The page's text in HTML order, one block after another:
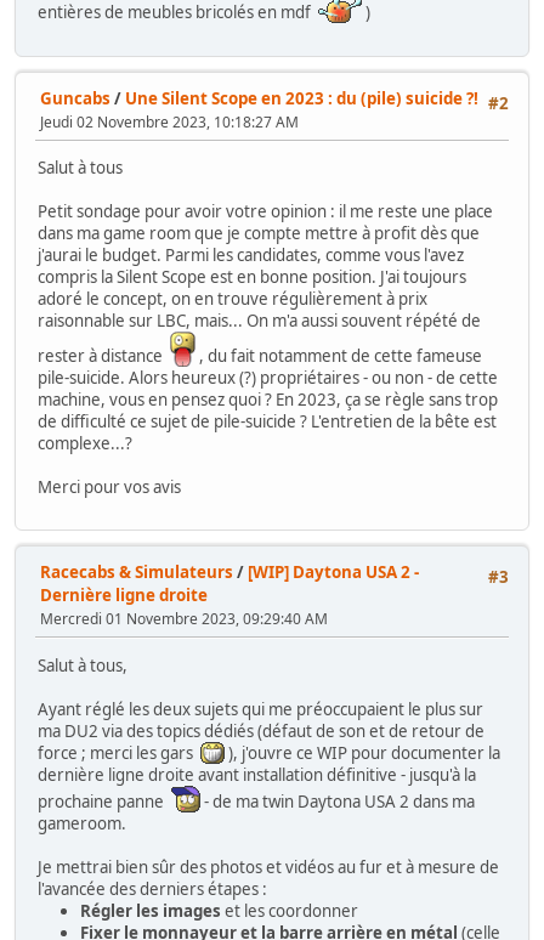
entières de meubles bricolés en mdf
)
#2
Guncabs / Une Silent Scope en 2023 : du (pile) suicide ?!
Jeudi 02 Novembre 2023, 10:18:27 AM
Salut à tous
Petit sondage pour avoir votre opinion : il me reste une place
dans ma game room que je compte mettre à profit dès que
j'aurai le budget. Parmi les candidates, comme vous l'avez
compris la Silent Scope est en bonne position. J'ai toujours
adoré le concept, on en trouve régulièrement à prix
raisonnable sur LBC, mais... On m'a aussi souvent répété de
rester à distance
, du fait notamment de cette fameuse
pile-suicide. Alors heureux (?) propriétaires - ou non - de cette
machine, vous en pensez quoi ? En 2023, ça se règle sans trop
de difficulté ce sujet de pile-suicide ? L'entretien de la bête est
complexe...?
Merci pour vos avis
#3
Racecabs & Simulateurs / [WIP] Daytona USA 2 -
Dernière ligne droite
Mercredi 01 Novembre 2023, 09:29:40 AM
Salut à tous,
Ayant réglé les deux sujets qui me préoccupaient le plus sur
ma DU2 via des topics dédiés (défaut de son et de retour de
force ; merci les gars
), j'ouvre ce WIP pour documenter la
dernière ligne droite avant installation définitive - jusqu'à la
prochaine panne
- de ma twin Daytona USA 2 dans ma
gameroom.
Je mettrai bien sûr des photos et vidéos au fur et à mesure de
l'avancée des derniers étapes :
Régler les images et les coordonner
Fixer le monnayeur et la barre arrière en métal (celle